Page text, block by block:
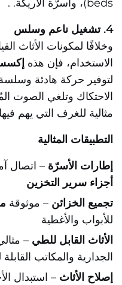
beds)، وأسرّة الأريكة.
.
4. تشغيل ناعم وسلس
وخلافًا لمكونات الأثاث
الاستخدام، فإن هذه
لتوفير حركة هادئة
الاحتكاك وتلغي الصوت
مثالية للغرف التي يهم
التطبيقات المثالية
إطارات الأسرّة – اتصال
أجزاء سرير التخزين
تجميع الخزائن – موثوقة
للأبواب والأغطية
الأثاث القابل للطي –
الجدارية والمكاتب
إصلاح الأثاث – استبدال